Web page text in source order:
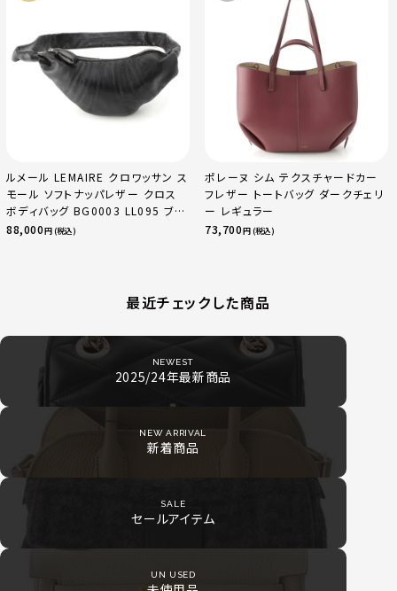
ルメール LEMAIRE クロワッサン ス
モール ソフトナッパレザー クロス
ボディバッグ BG0003 LL095 ブラ
ック
88,000円 (税込)
ポレーヌ シム テクスチャードカー
フレザー トートバッグ ダークチェリ
ー レギュラー
73,700円 (税込)
最近チェックした商品
NEWEST
2025/24年最新商品
NEW ARRIVAL
新着商品
SALE
セールアイテム
UN USED